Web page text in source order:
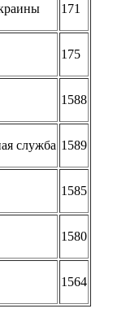
171
175
1588
служба 1589
1585
1580
1564